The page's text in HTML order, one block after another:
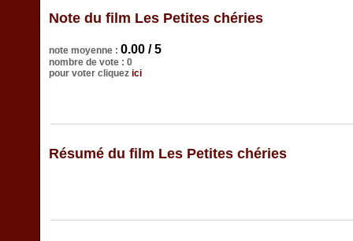
Note du film Les Petites chéries
note moyenne : 0.00 / 5
nombre de vote : 0
pour voter cliquez ici
Résumé du film Les Petites chéries